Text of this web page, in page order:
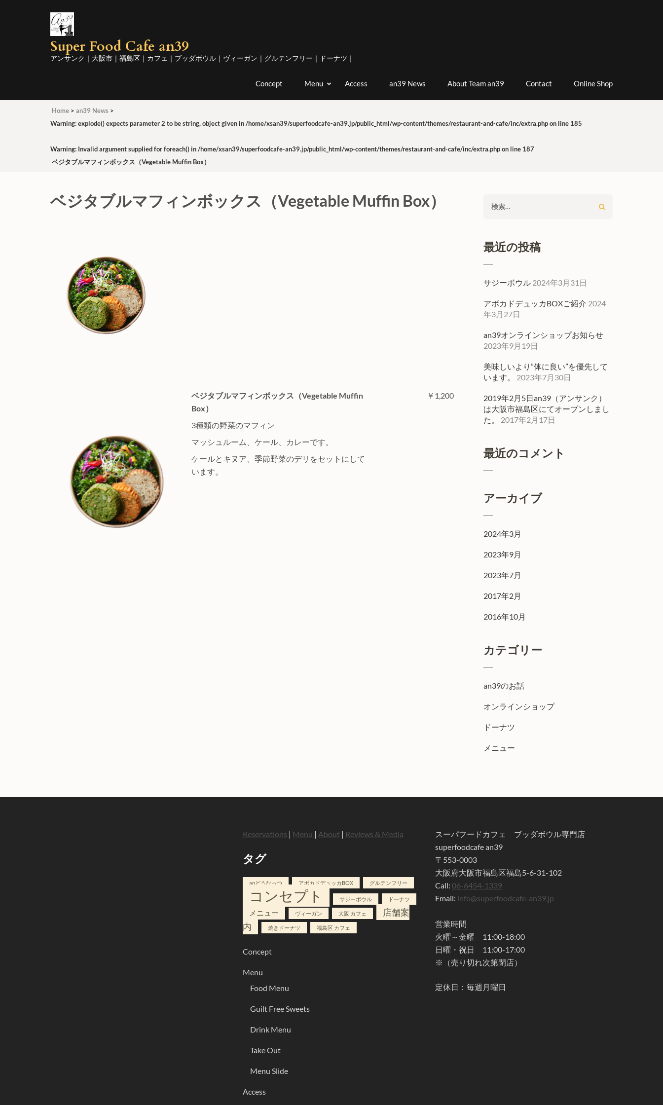
Super Food Cafe an39
アンサンク｜大阪市｜福島区｜カフェ｜ブッダボウル｜ヴィーガン｜グルテンフリー｜ドーナツ｜
Concept Menu Access an39 News About Team an39 Contact Online Shop
Home > an39 News >
Warning: explode() expects parameter 2 to be string, object given in/home/xsan39/superfoodcafe-an39.jp/public_html/wp-content/themes/restaurant-and-cafe/inc/extra.phpon line 185
Warning: Invalid argument supplied for foreach() in/home/xsan39/superfoodcafe-an39.jp/public_html/wp-content/themes/restaurant-and-cafe/inc/extra.phpon line 187
ベジタブルマフィンボックス（Vegetable Muffin Box）
ベジタブルマフィンボックス（Vegetable Muffin Box）
ベジタブルマフィンボックス（Vegetable Muffin
Box）
￥1,200
3種類の野菜のマフィン
マッシュルーム、ケール、カレーです。
ケールとキヌア、季節野菜のデリをセットにして
います。
検
最近の投稿
サジーボウル 2024年3月31日
アボカドデュッカBOXご紹介 2024
年3月27日
an39オンラインショップお知らせ
2023年9月19日
美味しいより”体に良い”を優先して
います。
2023年7月30日
2019年2月5日an39（アンサンク）
は大阪市福島区にてオープンしまし
た。
2017年2月17日
最近のコメント
アーカイブ
2024年3月
2023年9月
2023年7月
2017年2月
2016年10月
カテゴリー
an39のお話
オンラインショップ
ドーナツ
メニュー
Reservations | Menu | About | Reviews & Media
タグ
anどうなっつ アボカドデュッカBOX グルテンフリー
コンセプト サジーボウル ドーナツ
メニュー ヴィーガン 大阪 カフェ
店舗案
内
焼きドーナツ 福島区 カフェ
Concept
Menu
Food Menu
Guilt Free Sweets
Drink Menu
Take Out
Menu Slide
Access
スーパフードカフェ ブッダボウル専門店
superfoodcafe an39
〒553-0003
大阪府大阪市福島区福島5-6-31-102
Call: 06-6454-1339
Email: info@superfoodcafe-an39.jp
営業時間
火曜～金曜 11:00-18:00
日曜・祝日 11:00-17:00
※（売り切れ次第閉店）
定休日：毎週月曜日